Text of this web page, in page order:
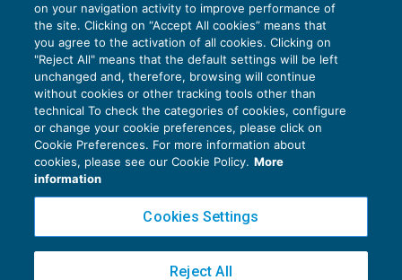
Altre indicazioni rilevanti sono contenute nel
comma 2 dell’articolo 81
e riguardano
l’obbligatorio utilizzo nei pagamenti distrumenti
finanziari tracciabili(il riferimento è all’articolo
23 D.Lgs. 241/1997) mentre, per quanto riguarda
lemodalità di fruizione del beneficio
citato credito d’imposta potrà essere utilizzato
esclusivamente incompensazione orizzontale,
modello di pagamento unificato
27 Luglio 2026
di Diego BarberieStefano Dovier
Privacy Policy
Cookie Policy
Copyright 2016 ©Gruppo Euroconference S.p.A.v2.32.4
Piazza Luigi Einaudi, 10N01 - 20124 Milano - info@ecnews.it
on your navigation activity to improve performance of
the site. Clicking on “Accept All cookies” means that
you agree to the activation of all cookies. Clicking on
"Reject All" means that the default settings will be left
unchanged and, therefore, browsing will continue
without cookies or other tracking tools other than
technical To check the categories of cookies, configure
or change your cookie preferences, please click on
Cookie Preferences. For more information about
cookies, please see our Cookie Policy. More
information
Cookies Settings
Reject All